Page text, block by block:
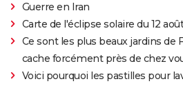
Guerre en Iran
Carte de l'éclipse solaire du 12
Ce sont les plus beaux jardins de
cache forcément près de chez
Voici pourquoi les pastilles pour